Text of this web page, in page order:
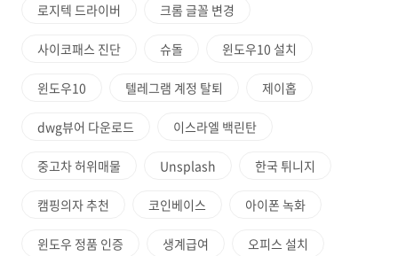
로지텍 드라이버 크롬 글꼴 변경
사이코패스 진단 슈돌 윈도우10 설치
윈도우10 텔레그램 계정 탈퇴 제이홉
dwg뷰어 다운로드 이스라엘 백린탄
중고차 허위매물 Unsplash 한국 튀니지
캠핑의자 추천 코인베이스 아이폰 녹화
윈도우 정품 인증 생계급여 오피스 설치